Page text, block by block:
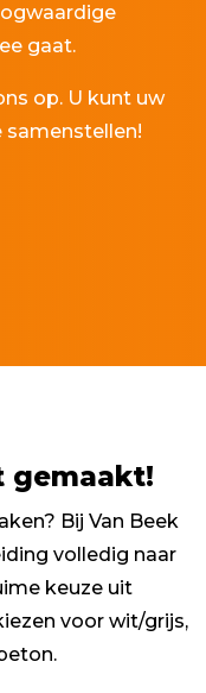
gaat.
op. U kunt uw
gemaakt!
Bij Van Beek
volledig naar
keuze uit
voor wit/grijs,